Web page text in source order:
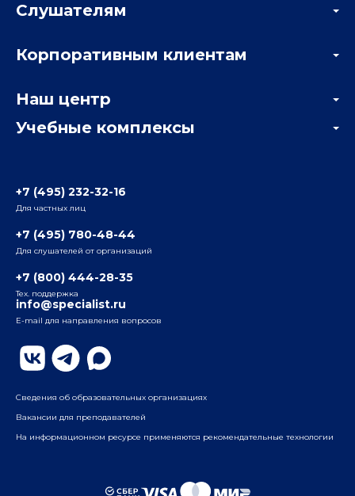
Учебные комплексы
Радио
ул. Радио, д.24, корпус 1, 2-й подъезд, 2-й этаж
ул. Воронцовская, д. 35Б, корп.2, 5-й этаж
Бауманский
ул. Бауманская, д. 6, стр. 2, бизнес-центр «Виктория
Плаза», 4-й этаж
Слушателям
Мастер-классы и вебинары
Корпоративным клиентам
Отзывы компаний
Наш центр
Информация о центре
+7 (495) 232-32-16
Для частных лиц
+7 (495) 780-48-44
Для слушателей от организаций
+7 (800) 444-28-35
Тех. поддержка
info@specialist.ru
E-mail для направления вопросов
Сведения об образовательных организациях
Вакансии для преподавателей
На информационном ресурсе применяются рекомендательные технологии